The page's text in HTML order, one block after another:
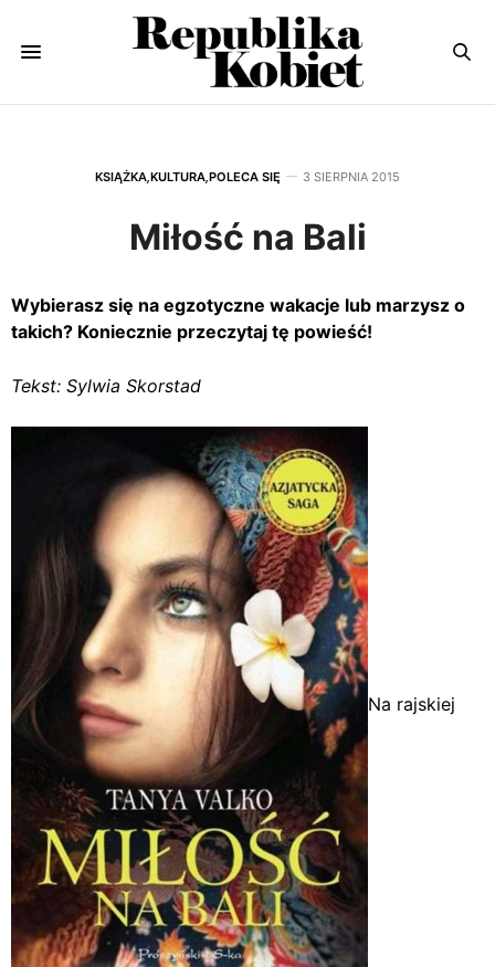
KSIĄŻKA,KULTURA,POLECA SIĘ 3 SIERPNIA 2015
Miłość na Bali
Wybierasz się na egzotyczne wakacje lub marzysz o
takich? Koniecznie przeczytaj tę powieść!
Tekst: Sylwia Skorstad
Na rajskiej